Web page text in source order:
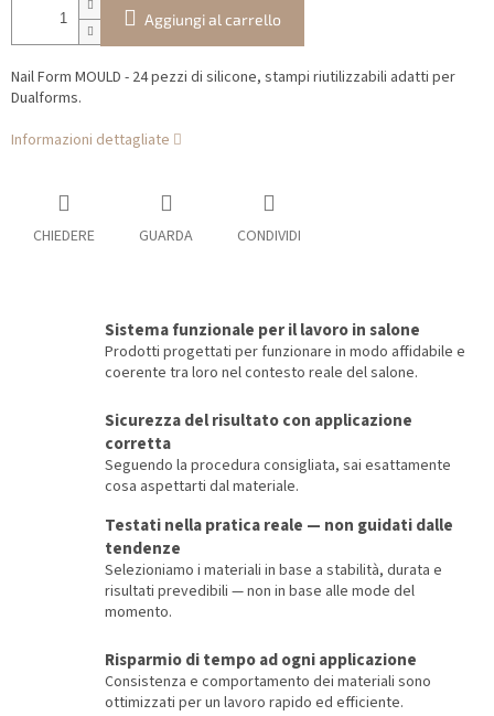
Aggiungi al carrello
Nail Form MOULD - 24 pezzi di silicone, stampi riutilizzabili adatti per
Dualforms.
Informazioni dettagliate
CHIEDERE GUARDA CONDIVIDI
Sistema funzionale per il lavoro in salone
Prodotti progettati per funzionare in modo affidabile e
coerente tra loro nel contesto reale del salone.
Sicurezza del risultato con applicazione
corretta
Seguendo la procedura consigliata, sai esattamente
cosa aspettarti dal materiale.
Testati nella pratica reale — non guidati dalle
tendenze
Selezioniamo i materiali in base a stabilità, durata e
risultati prevedibili — non in base alle mode del
momento.
Risparmio di tempo ad ogni applicazione
Consistenza e comportamento dei materiali sono
ottimizzati per un lavoro rapido ed efficiente.